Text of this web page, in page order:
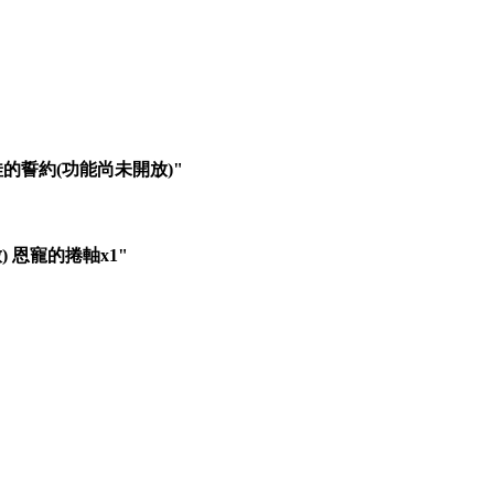
誓約(功能尚未開放)"
恩寵的捲軸x1"